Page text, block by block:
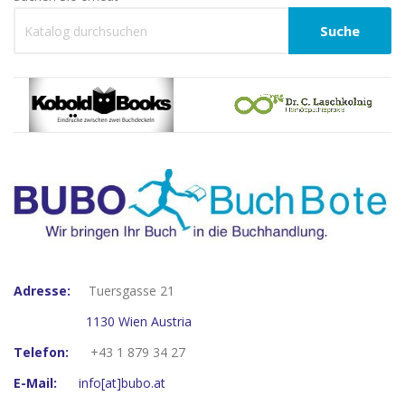
Suche
Adresse:
Tuersgasse 21
1130 Wien Austria
Telefon:
+43 1 879 34 27
E-Mail:
info[at]bubo.at